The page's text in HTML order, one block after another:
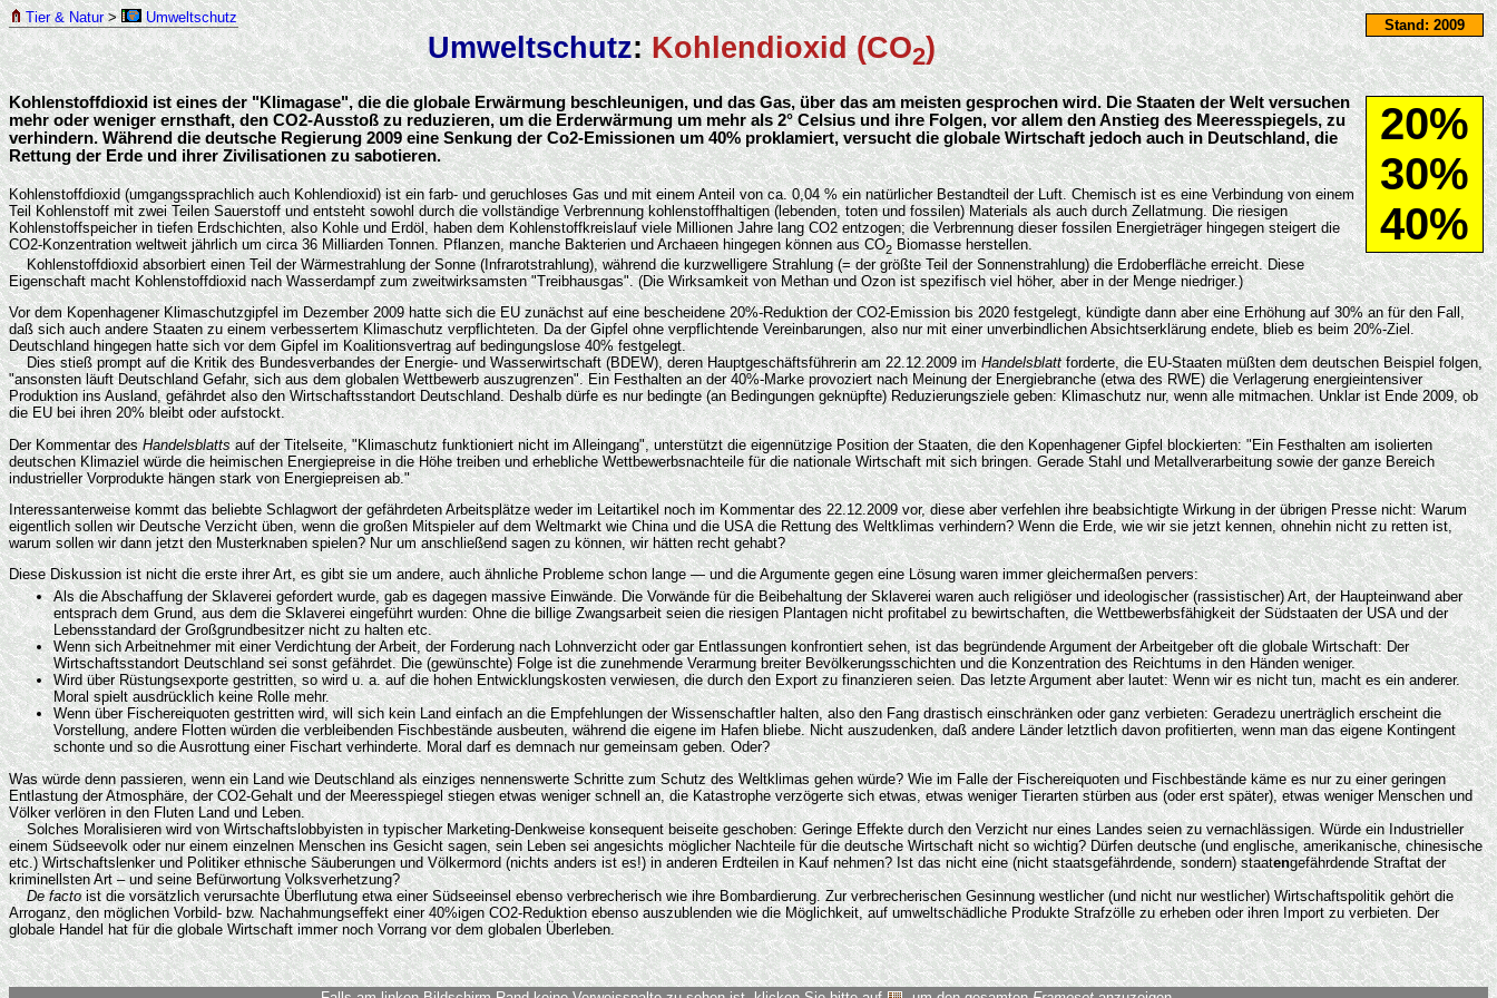
Stand: 2009
Tier & Natur> Umweltschutz
Umweltschutz:Kohlendioxid (CO2)
20%
30%
40%
Kohlenstoffdioxid ist eines der "Klimagase", die die globale Erwärmung beschleunigen, und das Gas, über das am meisten gesprochen wird. Die Staaten der Welt versuchen
mehr oder weniger ernsthaft, den CO2-Ausstoß zu reduzieren, um die Erderwärmung um mehr als 2° Celsius und ihre Folgen, vor allem den Anstieg des Meeresspiegels, zu
verhindern. Während die deutsche Regierung 2009 eine Senkung der Co2-Emissionen um 40% proklamiert, versucht die globale Wirtschaft jedoch auch in Deutschland, die
Rettung der Erde und ihrer Zivilisationen zu sabotieren.
Kohlenstoffdioxid (umgangssprachlich auch Kohlendioxid) ist ein farb- und geruchloses Gas und mit einem Anteil von ca. 0,04 % ein natürlicher Bestandteil der Luft. Chemisch ist es eine Verbindung von einem
Teil Kohlenstoff mit zwei Teilen Sauerstoff und entsteht sowohl durch die vollständige Verbrennung kohlenstoffhaltigen (lebenden, toten und fossilen) Materials als auch durch Zellatmung. Die riesigen
Kohlenstoffspeicher in tiefen Erdschichten, also Kohle und Erdöl, haben dem Kohlenstoffkreislauf viele Millionen Jahre lang CO2 entzogen; die Verbrennung dieser fossilen Energieträger hingegen steigert die
CO2-Konzentration weltweit jährlich um circa 36 Milliarden Tonnen. Pflanzen, manche Bakterien und Archaeen hingegen können aus CO2Biomasse herstellen.
Kohlenstoffdioxid absorbiert einen Teil der Wärmestrahlung der Sonne (Infrarotstrahlung), während die kurzwelligere Strahlung (= der größte Teil der Sonnenstrahlung) die Erdoberfläche erreicht. Diese
Eigenschaft macht Kohlenstoffdioxid nach Wasserdampf zum zweitwirksamsten "Treibhausgas". (Die Wirksamkeit von Methan und Ozon ist spezifisch viel höher, aber in der Menge niedriger.)
Vor dem Kopenhagener Klimaschutzgipfel im Dezember 2009 hatte sich die EU zunächst auf eine bescheidene 20%-Reduktion der CO2-Emission bis 2020 festgelegt, kündigte dann aber eine Erhöhung auf 30% an für den Fall,
daß sich auch andere Staaten zu einem verbessertem Klimaschutz verpflichteten. Da der Gipfel ohne verpflichtende Vereinbarungen, also nur mit einer unverbindlichen Absichtserklärung endete, blieb es beim 20%-Ziel.
Deutschland hingegen hatte sich vor dem Gipfel im Koalitionsvertrag auf bedingungslose 40% festgelegt.
Dies stieß prompt auf die Kritik des Bundesverbandes der Energie- und Wasserwirtschaft (BDEW), deren Hauptgeschäftsführerin am 22.12.2009 imHandelsblattforderte, die EU-Staaten müßten dem deutschen Beispiel folgen,
"ansonsten läuft Deutschland Gefahr, sich aus dem globalen Wettbewerb auszugrenzen". Ein Festhalten an der 40%-Marke provoziert nach Meinung der Energiebranche (etwa des RWE) die Verlagerung energieintensiver
Produktion ins Ausland, gefährdet also den Wirtschaftsstandort Deutschland. Deshalb dürfe es nur bedingte (an Bedingungen geknüpfte) Reduzierungsziele geben: Klimaschutz nur, wenn alle mitmachen. Unklar ist Ende 2009, ob
die EU bei ihren 20% bleibt oder aufstockt.
Der Kommentar desHandelsblattsauf der Titelseite, "Klimaschutz funktioniert nicht im Alleingang", unterstützt die eigennützige Position der Staaten, die den Kopenhagener Gipfel blockierten: "Ein Festhalten am isolierten
deutschen Klimaziel würde die heimischen Energiepreise in die Höhe treiben und erhebliche Wettbewerbsnachteile für die nationale Wirtschaft mit sich bringen. Gerade Stahl und Metallverarbeitung sowie der ganze Bereich
industrieller Vorprodukte hängen stark von Energiepreisen ab."
Interessanterweise kommt das beliebte Schlagwort der gefährdeten Arbeitsplätze weder im Leitartikel noch im Kommentar des 22.12.2009 vor, diese aber verfehlen ihre beabsichtigte Wirkung in der übrigen Presse nicht: Warum
eigentlich sollen wir Deutsche Verzicht üben, wenn die großen Mitspieler auf dem Weltmarkt wie China und die USA die Rettung des Weltklimas verhindern? Wenn die Erde, wie wir sie jetzt kennen, ohnehin nicht zu retten ist,
warum sollen wir dann jetzt den Musterknaben spielen? Nur um anschließend sagen zu können, wir hätten recht gehabt?
Diese Diskussion ist nicht die erste ihrer Art, es gibt sie um andere, auch ähnliche Probleme schon lange — und die Argumente gegen eine Lösung waren immer gleichermaßen pervers:
Als die Abschaffung der Sklaverei gefordert wurde, gab es dagegen massive Einwände. Die Vorwände für die Beibehaltung der Sklaverei waren auch religiöser und ideologischer (rassistischer) Art, der Haupteinwand aber
entsprach dem Grund, aus dem die Sklaverei eingeführt wurden: Ohne die billige Zwangsarbeit seien die riesigen Plantagen nicht profitabel zu bewirtschaften, die Wettbewerbsfähigkeit der Südstaaten der USA und der
Lebensstandard der Großgrundbesitzer nicht zu halten etc.
Wenn sich Arbeitnehmer mit einer Verdichtung der Arbeit, der Forderung nach Lohnverzicht oder gar Entlassungen konfrontiert sehen, ist das begründende Argument der Arbeitgeber oft die globale Wirtschaft: Der
Wirtschaftsstandort Deutschland sei sonst gefährdet. Die (gewünschte) Folge ist die zunehmende Verarmung breiter Bevölkerungsschichten und die Konzentration des Reichtums in den Händen weniger.
Wird über Rüstungsexporte gestritten, so wird u. a. auf die hohen Entwicklungskosten verwiesen, die durch den Export zu finanzieren seien. Das letzte Argument aber lautet: Wenn wir es nicht tun, macht es ein anderer.
Moral spielt ausdrücklich keine Rolle mehr.
Wenn über Fischereiquoten gestritten wird, will sich kein Land einfach an die Empfehlungen der Wissenschaftler halten, also den Fang drastisch einschränken oder ganz verbieten: Geradezu unerträglich erscheint die
Vorstellung, andere Flotten würden die verbleibenden Fischbestände ausbeuten, während die eigene im Hafen bliebe. Nicht auszudenken, daß andere Länder letztlich davon profitierten, wenn man das eigene Kontingent
schonte und so die Ausrottung einer Fischart verhinderte. Moral darf es demnach nur gemeinsam geben. Oder?
Was würde denn passieren, wenn ein Land wie Deutschland als einziges nennenswerte Schritte zum Schutz des Weltklimas gehen würde? Wie im Falle der Fischereiquoten und Fischbestände käme es nur zu einer geringen
Entlastung der Atmosphäre, der CO2-Gehalt und der Meeresspiegel stiegen etwas weniger schnell an, die Katastrophe verzögerte sich etwas, etwas weniger Tierarten stürben aus (oder erst später), etwas weniger Menschen und
Völker verlören in den Fluten Land und Leben.
Solches Moralisieren wird von Wirtschaftslobbyisten in typischer Marketing-Denkweise konsequent beiseite geschoben: Geringe Effekte durch den Verzicht nur eines Landes seien zu vernachlässigen. Würde ein Industrieller
einem Südseevolk oder nur einem einzelnen Menschen ins Gesicht sagen, sein Leben sei angesichts möglicher Nachteile für die deutsche Wirtschaft nicht so wichtig? Dürfen deutsche (und englische, amerikanische, chinesische
etc.) Wirtschaftslenker und Politiker ethnische Säuberungen und Völkermord (nichts anders ist es!) in anderen Erdteilen in Kauf nehmen? Ist das nicht eine (nicht staatsgefährdende, sondern) staatengefährdende Straftat der
kriminellsten Art – und seine Befürwortung Volksverhetzung?
De factoist die vorsätzlich verursachte Überflutung etwa einer Südseeinsel ebenso verbrecherisch wie ihre Bombardierung. Zur verbrecherischen Gesinnung westlicher (und nicht nur westlicher) Wirtschaftspolitik gehört die
Arroganz, den möglichen Vorbild- bzw. Nachahmungseffekt einer 40%igen CO2-Reduktion ebenso auszublenden wie die Möglichkeit, auf umweltschädliche Produkte Strafzölle zu erheben oder ihren Import zu verbieten. Der
globale Handel hat für die globale Wirtschaft immer noch Vorrang vor dem globalen Überleben.